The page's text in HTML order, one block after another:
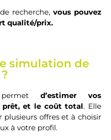
recherche, vous pouvez
qualité/prix.
simulation de
d’estimer vos
prêt, et le coût total. Elle
plusieurs offres et à choisir
à votre profil.